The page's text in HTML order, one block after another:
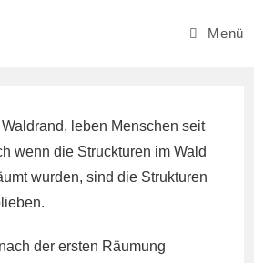
Menü
leben Menschen seit
wenn die Struckturen im Wald
wurden, sind die Strukturen
der ersten Räumung